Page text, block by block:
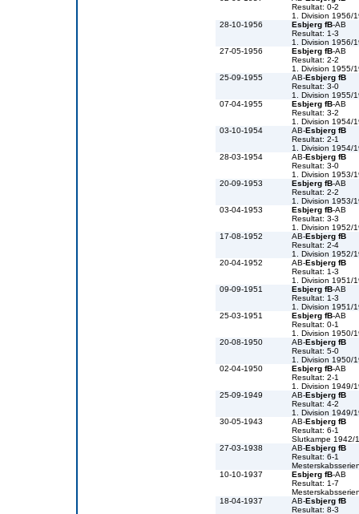
Resultat: 0-2
1. Division 1956/
28-10-1956
Esbjerg fB-AB
Resultat: 1-3
1. Division 1956/
27-05-1956
Esbjerg fB-AB
Resultat: 2-2
1. Division 1955/
25-09-1955
AB-Esbjerg fB
Resultat: 3-0
1. Division 1955/
07-04-1955
Esbjerg fB-AB
Resultat: 3-2
1. Division 1954/
03-10-1954
AB-Esbjerg fB
Resultat: 2-1
1. Division 1954/
28-03-1954
AB-Esbjerg fB
Resultat: 3-0
1. Division 1953/
20-09-1953
Esbjerg fB-AB
Resultat: 2-2
1. Division 1953/
03-04-1953
Esbjerg fB-AB
Resultat: 3-3
1. Division 1952/
17-08-1952
AB-Esbjerg fB
Resultat: 2-4
1. Division 1952/
20-04-1952
AB-Esbjerg fB
Resultat: 1-3
1. Division 1951/
09-09-1951
Esbjerg fB-AB
Resultat: 1-3
1. Division 1951/
25-03-1951
Esbjerg fB-AB
Resultat: 0-1
1. Division 1950/
20-08-1950
AB-Esbjerg fB
Resultat: 5-0
1. Division 1950/
02-04-1950
Esbjerg fB-AB
Resultat: 2-1
1. Division 1949/
25-09-1949
AB-Esbjerg fB
Resultat: 4-2
1. Division 1949/
30-05-1943
AB-Esbjerg fB
Resultat: 6-1
Slutkampe 1942/
27-03-1938
AB-Esbjerg fB
Resultat: 6-1
10-10-1937
Esbjerg fB-AB
Resultat: 1-7
18-04-1937
AB-Esbjerg fB
Resultat: 8-3